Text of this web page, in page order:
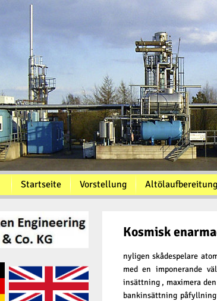
Startseite Vorstellung Altölaufbereitung
Kosmisk
nyligen skådespelare
med en imponerande
insättning , maximera
bankinsättning